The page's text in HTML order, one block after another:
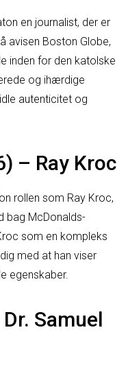
en journalist, der er
avisen Boston Globe,
inden for den katolske
og ihærdige
autenticitet og
– Ray Kroc
rollen som Ray Kroc,
bag McDonalds-
som en kompleks
med at han viser
egenskaber.
Samuel